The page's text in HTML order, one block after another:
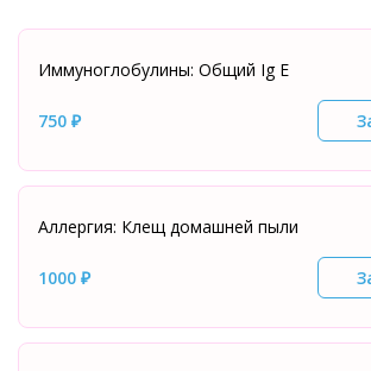
Иммуноглобулины: Общий Ig E
750 ₽
Аллергия: Клещ домашней пыли
1000 ₽